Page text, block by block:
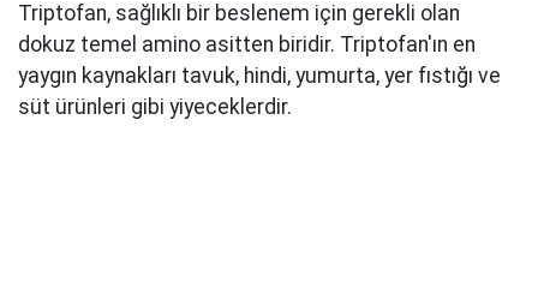
Triptofan, sağlıklı bir beslenem için gerekli olan
dokuz temel amino asitten biridir. Triptofan'ın en
yaygın kaynakları tavuk, hindi, yumurta, yer fıstığı ve
süt ürünleri gibi yiyeceklerdir.